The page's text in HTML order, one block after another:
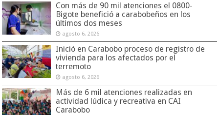
Con más de 90 mil atenciones el 0800-
Bigote benefició a carabobeños en los
últimos dos meses
agosto 6, 2026
Inició en Carabobo proceso de registro de
vivienda para los afectados por el
terremoto
agosto 6, 2026
Más de 6 mil atenciones realizadas en
actividad lúdica y recreativa en CAI
Carabobo